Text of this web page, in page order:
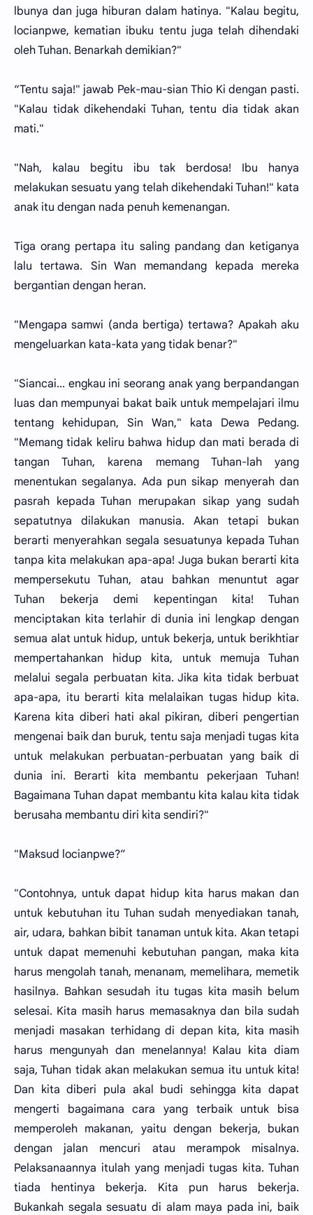
lbunya dan juga hiburan dalam hatinya. "Kalau begitu,
locianpwe, kematian ibuku tentu juga telah dihendaki
oleh Tuhan. Benarkah demikian?"
“Tentu saja!" jawab Pek-mau-sian Thio Ki dengan pasti.
"Kalau tidak dikehendaki Tuhan, tentu dia tidak akan
mati."
"Nah, kalau begitu ibu tak berdosa! Ibu hanya
melakukan sesuatu yang telah dikehendaki Tuhan!" kata
anak itu dengan nada penuh kemenangan.
Tiga orang pertapa itu saling pandang dan ketiganya
lalu tertawa. Sin Wan memandang kepada mereka
bergantian dengan heran.
"Mengapa samwi (anda bertiga) tertawa? Apakah aku
mengeluarkan kata-kata yang tidak benar?"
"Siancai... engkau ini seorang anak yang berpandangan
luas dan mempunyai bakat baik untuk mempelajari ilmu
tentang kehidupan, Sin Wan," kata Dewa Pedang.
"Memang tidak keliru bahwa hidup dan mati berada di
tangan Tuhan, karena memang Tuhan-lah yang
menentukan segalanya. Ada pun sikap menyerah dan
pasrah kepada Tuhan merupakan sikap yang sudah
sepatutnya dilakukan manusia. Akan tetapi bukan
berarti menyerahkan segala sesuatunya kepada Tuhan
tanpa kita melakukan apa-apa! Juga bukan berarti kita
mempersekutu Tuhan, atau bahkan menuntut agar
Tuhan bekerja demi kepentingan kita! Tuhan
menciptakan kita terlahir di dunia ini lengkap dengan
semua alat untuk hidup, untuk bekerja, untuk berikhtiar
mempertahankan hidup kita, untuk memuja Tuhan
melalui segala perbuatan kita. Jika kita tidak berbuat
apa-apa, itu berarti kita melalaikan tugas hidup kita.
Karena kita diberi hati akal pikiran, diberi pengertian
mengenai baik dan buruk, tentu saja menjadi tugas kita
untuk melakukan perbuatan-perbuatan yang baik di
dunia ini. Berarti kita membantu pekerjaan Tuhan!
Bagaimana Tuhan dapat membantu kita kalau kita tidak
berusaha membantu diri kita sendiri?"
"Maksud locianpwe?”
"Contohnya, untuk dapat hidup kita harus makan dan
untuk kebutuhan itu Tuhan sudah menyediakan tanah,
air, udara, bahkan bibit tanaman untuk kita. Akan tetapi
untuk dapat memenuhi kebutuhan pangan, maka kita
harus mengolah tanah, menanam, memelihara, memetik
hasilnya. Bahkan sesudah itu tugas kita masih belum
selesai. Kita masih harus memasaknya dan bila sudah
menjadi masakan terhidang di depan kita, kita masih
harus mengunyah dan menelannya! Kalau kita diam
saja, Tuhan tidak akan melakukan semua itu untuk kita!
Dan kita diberi pula akal budi sehingga kita dapat
mengerti bagaimana cara yang terbaik untuk bisa
memperoleh makanan, yaitu dengan bekerja, bukan
dengan jalan mencuri atau merampok misalnya.
Pelaksanaannya itulah yang menjadi tugas kita. Tuhan
tiada hentinya bekerja. Kita pun harus bekerja.
Bukankah segala sesuatu di alam maya pada ini, baik